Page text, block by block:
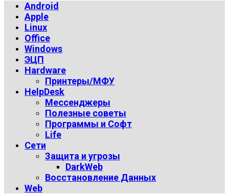
Android
Apple
Linux
Office
Windows
ЭЦП
Hardware
Принтеры/МФУ
HelpDesk
Мессенджеры
Полезные советы
Программы и Софт
Life
Сети
Защита и угрозы
DarkWeb
Восстановление Данных
Web